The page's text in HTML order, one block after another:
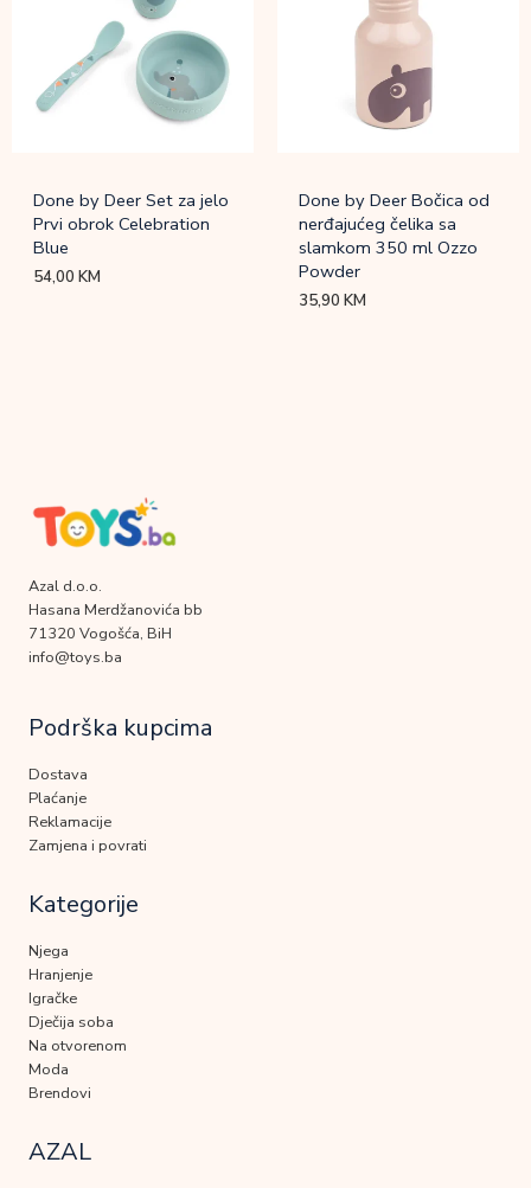
Done by Deer Set za jelo
Prvi obrok Celebration
Blue
54,00KM
Done by Deer Bočica od
nerđajućeg čelika sa
slamkom 350 ml Ozzo
Powder
35,90KM
Azal d.o.o.
Hasana Merdžanovića bb
71320 Vogošća, BiH
info@toys.ba
Podrška kupcima
Dostava
Plaćanje
Reklamacije
Zamjena i povrati
Kategorije
Njega
Hranjenje
Igračke
Dječija soba
Na otvorenom
Moda
Brendovi
AZAL